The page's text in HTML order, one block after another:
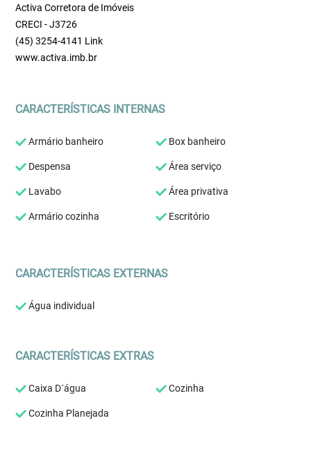
Activa Corretora de Imóveis
CRECI - J3726
(45) 3254-4141 Link
www.activa.imb.br
CARACTERÍSTICAS INTERNAS
Armário banheiro Box banheiro
Despensa Área serviço
Lavabo Área privativa
Armário cozinha Escritório
CARACTERÍSTICAS EXTERNAS
Água individual
CARACTERÍSTICAS EXTRAS
Caixa D´água Cozinha
Cozinha Planejada